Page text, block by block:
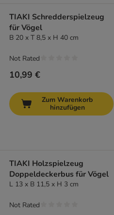
TIAKI Schredderspielzeug
für Vögel
B 20 x T 8,5 x H 40 cm
10,99 €
Not Rated
Zum Warenkorb
hinzufügen
TIAKI Holzspielzeug
Doppeldeckerbus für Vögel
L 13 x B 11,5 x H 3 cm
Not Rated